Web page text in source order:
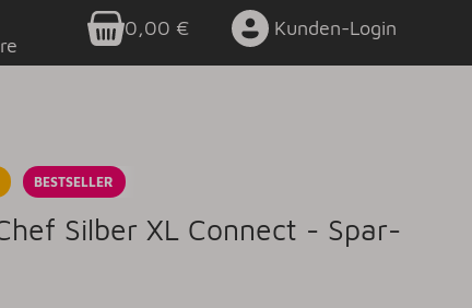
0,00 € Kunden-Login
BESTSELLER
Silber XL Connect - Spar-